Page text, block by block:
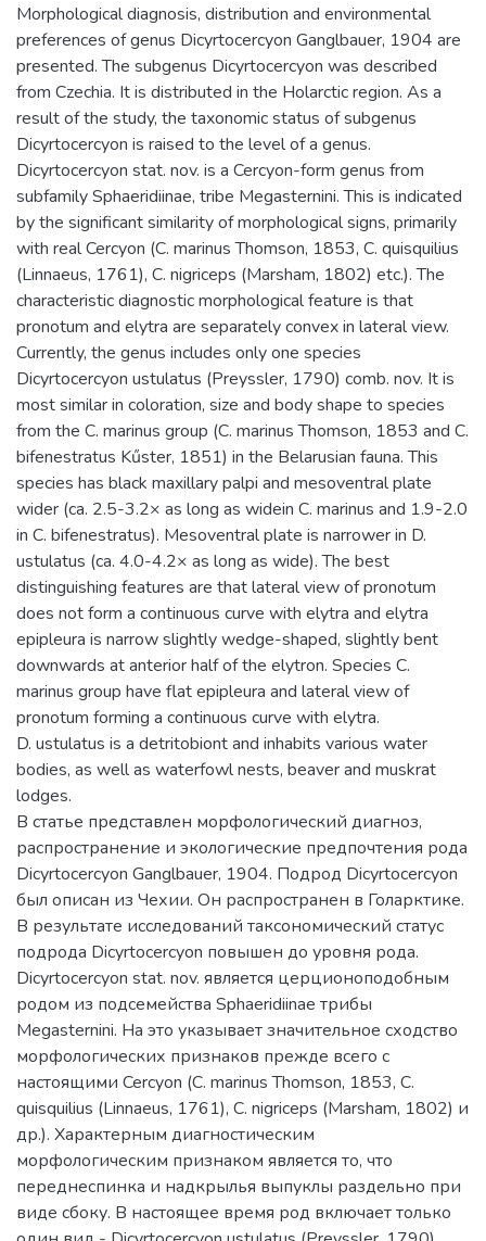
Morphological diagnosis, distribution and environmental
preferences of genus Dicyrtocercyon Ganglbauer, 1904 are
presented. The subgenus Dicyrtocercyon was described
from Czechia. It is distributed in the Holarctic region. As a
result of the study, the taxonomic status of subgenus
Dicyrtocercyon is raised to the level of a genus.
Dicyrtocercyon stat. nov. is a Cercyon-form genus from
subfamily Sphaeridiinae, tribe Megasternini. This is indicated
by the significant similarity of morphological signs, primarily
with real Cercyon (C. marinus Thomson, 1853, C. quisquilius
(Linnaeus, 1761), C. nigriceps (Marsham, 1802) etc.). The
characteristic diagnostic morphological feature is that
pronotum and elytra are separately convex in lateral view.
Currently, the genus includes only one species
Dicyrtocercyon ustulatus (Preyssler, 1790) comb. nov. It is
most similar in coloration, size and body shape to species
from the C. marinus group (С. marinus Thomson, 1853 and C.
bifenestratus Kűster, 1851) in the Belarusian fauna. This
species has black maxillary palpi and mesoventral plate
wider (ca. 2.5-3.2× as long as widein C. marinus and 1.9-2.0
in C. bifenestratus). Mesoventral plate is narrower in D.
ustulatus (ca. 4.0-4.2× as long as wide). The best
distinguishing features are that lateral view of pronotum
does not form a continuous curve with elytra and elytra
epipleura is narrow slightly wedge-shaped, slightly bent
downwards at anterior half of the elytron. Species C.
marinus group have flat epipleura and lateral view of
pronotum forming a continuous curve with elytra.
D. ustulatus is a detritobiont and inhabits various water
bodies, as well as waterfowl nests, beaver and muskrat
lodges.
В статье представлен морфологический диагноз,
распространение и экологические предпочтения рода
Dicyrtocercyon Ganglbauer, 1904. Подрод Dicyrtocercyon
был описан из Чехии. Он распространен в Голарктике.
В результате исследований таксономический статус
подрода Dicyrtocercyon повышен до уровня рода.
Dicyrtocercyon stat. nov. является церционоподобным
родом из подсемейства Sphaeridiinae трибы
Megasternini. На это указывает значительное сходство
морфологических признаков прежде всего с
настоящими Cercyon (C. marinus Thomson, 1853, C.
quisquilius (Linnaeus, 1761), C. nigriceps (Marsham, 1802) и
др.). Характерным диагностическим
морфологическим признаком является то, что
переднеспинка и надкрылья выпуклы раздельно при
виде сбоку. В настоящее время род включает только